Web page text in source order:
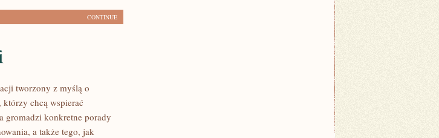
CONTINUE
tworzony z myślą o
chcą wspierać
gromadzi konkretne porady
a także tego, jak